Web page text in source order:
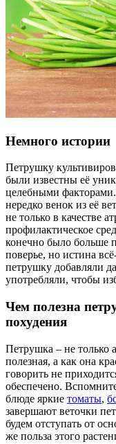
Немного истории
Петрушку
были известны её
целебными
нередко венок из её
не только в качестве
профилактическое
конечно было больше
поверье, но истина
петрушку добавляли
употребляли, чтобы
Чем полезна
похудения
Петрушка – не только
полезная, а как она
говорить не
обеспечено.
блюде яркие томаты,
завершают веточки
будем отступать от
же польза этого